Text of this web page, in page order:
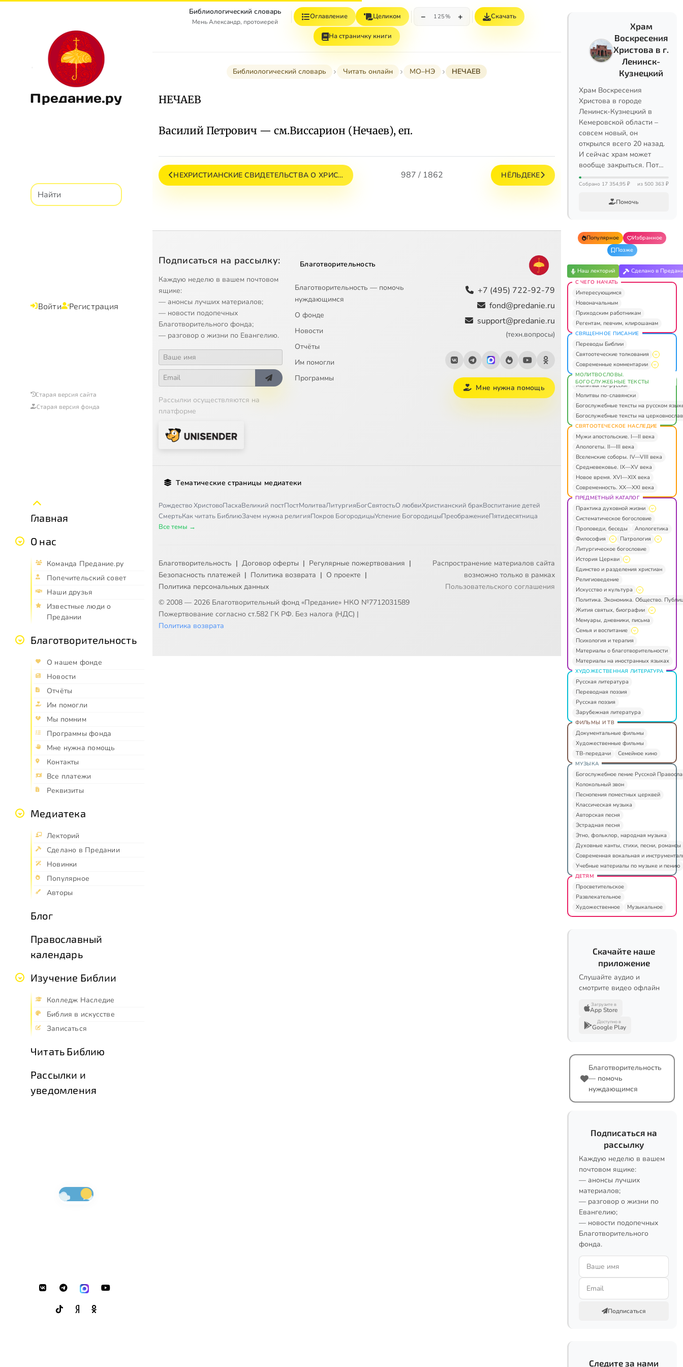
Предание.ру
Войти Регистрация
Старая версия сайта
Старая версия фонда
Главная
О нас
Команда Предание.ру
Попечительский совет
Наши друзья
Известные люди о
Предании
Благотворительность
О нашем фонде
Новости
Отчёты
Им помогли
Мы помним
Программы фонда
Мне нужна помощь
Контакты
Все платежи
Реквизиты
Медиатека
Лекторий
Сделано в Предании
Новинки
Популярное
Авторы
Блог
Православный
календарь
Изучение Библии
Колледж Наследие
Библия в искусстве
Записаться
Читать Библию
Рассылки и
уведомления
Библиологический словарь
Мень Александр, протоиерей
Оглавление Целиком − 125% + Скачать
На страничку книги
Библиологический словарь Читать онлайн МО–НЭ НЕЧАЕВ
НЕЧАЕВ
Василий Петрович — см.Виссарион (Нечаев), еп.
НЕХРИСТИАНСКИЕ СВИДЕТЕЛЬСТВА О ХРИС… 987 / 1862 НЁЛЬДЕКЕ
Подписаться на рассылку:
Каждую неделю в вашем почтовом
ящике:
— анонсы лучших материалов;
— новости подопечных
Благотворительного фонда;
— разговор о жизни по Евангелию.
Рассылки осуществляются на
платформе
Благотворительность
Благотворительность — помочь
нуждающимся
О фонде
Новости
Отчёты
Им помогли
Программы
+7 (495) 722-92-79
fond@predanie.ru
support@predanie.ru
(техн.вопросы)
Мне нужна помощь
Тематические страницы медиатеки
Рождество ХристовоПасхаВеликий постПостМолитваЛитургияБогСвятостьО любвиХристианский бракВоспитание детей
СмертьКак читать БиблиюЗачем нужна религияПокров БогородицыУспение БогородицыПреображениеПятидесятница
Все темы →
Благотворительность | Договор оферты | Регулярные пожертвования |
Безопасность платежей | Политика возврата | О проекте |
Политика персональных данных
© 2008 — 2026 Благотворительный фонд «Предание» НКО №7712031589
Пожертвование согласно ст.582 ГК РФ. Без налога (НДС) |
Политика возврата
Распространение материалов сайта
возможно только в рамках
Пользовательского соглашения
Храм
Воскресения
Христова в г.
Ленинск-
Кузнецкий
Храм Воскресения
Христова в городе
Ленинск-Кузнецкий в
Кемеровской области –
совсем новый, он
открылся всего 20 назад.
И сейчас храм может
вообще закрыться. Пот…
Собрано 17 354,95 ₽ из 500 363 ₽
Помочь
Популярное
Избранное
Позже
Наш лекторий Сделано в
С ЧЕГО НАЧАТЬ
Интересующимся
Новоначальным
Приходским работникам
Регентам, певчим, клирошанам
СВЯЩЕННОЕ ПИСАНИЕ
Переводы Библии
Святоотеческие толкования
Современные комментарии
МОЛИТВОСЛОВЫ.
БОГОСЛУЖЕБНЫЕ ТЕКСТЫ
Молитвы по-русски
Молитвы по-славянски
Богослужебные тексты на русском
Богослужебные тексты на
СВЯТООТЕЧЕСКОЕ НАСЛЕДИЕ
Мужи апостольские. I—II века
Апологеты. II—III века
Вселенские соборы. IV—VIII века
Средневековье. IX—XV века
Новое время. XVI—XIX века
Современность. XX—XXI века
ПРЕДМЕТНЫЙ КАТАЛОГ
Практика духовной жизни
Систематическое богословие
Проповеди, беседы
Апологетика
Философия
Патрология
Литургическое богословие
История Церкви
Единство и разделения христиан
Религиоведение
Искусство и культура
Политика. Экономика. Общество.
Жития святых, биографии
Мемуары, дневники, письма
Семья и воспитание
Психология и терапия
Материалы о благотворительности
Материалы на иностранных языках
ХУДОЖЕСТВЕННАЯ ЛИТЕРАТУРА
Русская литература
Переводная поэзия
Русская поэзия
Зарубежная литература
ФИЛЬМЫ И ТВ
Документальные фильмы
Художественные фильмы
ТВ-передачи
Семейное кино
МУЗЫКА
Богослужебное пение Русской
Колокольный звон
Песнопения поместных церквей
Классическая музыка
Авторская песня
Эстрадная песня
Этно, фольклор, народная музыка
Духовные канты, стихи, песни, романсы
Современная вокальная и
Учебные материалы по музыке и пению
ДЕТЯМ
Просветительское
Развлекательное
Художественное
Музыкальное
Скачайте наше
приложение
Слушайте аудио и
смотрите видео офлайн
Загрузите в
App Store
Доступно в
Google Play
Благотворительность
— помочь
нуждающимся
Подписаться на
рассылку
Каждую неделю в вашем
почтовом ящике:
— анонсы лучших
материалов;
— разговор о жизни по
Евангелию;
— новости подопечных
Благотворительного
фонда.
Подписаться
Следите за нами